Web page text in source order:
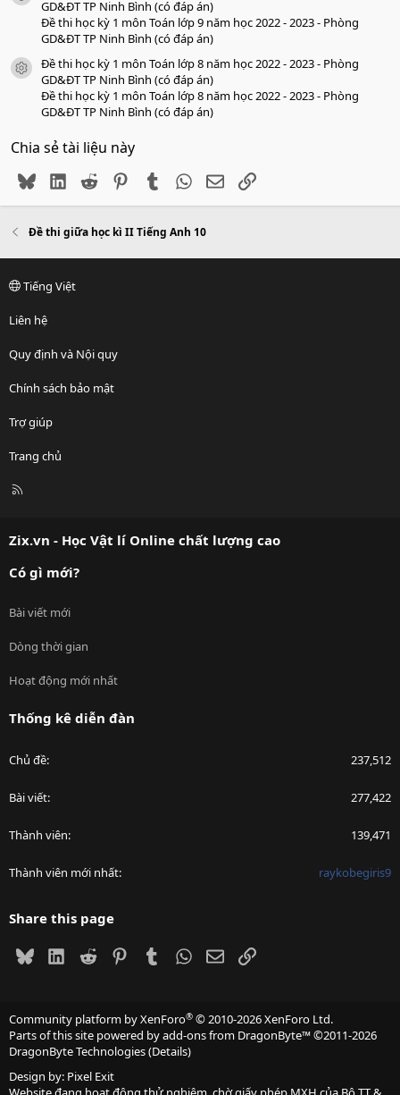
GD&ĐT TP Ninh Bình (có đáp án)
Đề thi học kỳ 1 môn Toán lớp 9 năm học 2022 - 2023 - Phòng
GD&ĐT TP Ninh Bình (có đáp án)
icon tài liệu
Đề thi học kỳ 1 môn Toán lớp 8 năm học 2022 - 2023 - Phòng
GD&ĐT TP Ninh Bình (có đáp án)
Đề thi học kỳ 1 môn Toán lớp 8 năm học 2022 - 2023 - Phòng
GD&ĐT TP Ninh Bình (có đáp án)
Chia sẻ tài liệu này
BlueskyLinkedIn
Reddit PinterestTumblr WhatsApp
EmailLink
Đề thi giữa học kì II Tiếng Anh 10
Tiếng Việt
Liên hệ
Quy định và Nội quy
Chính sách bảo mật
Trợ giúp
Trang chủ
R
Zix.vn - Học Vật lí Online chất lượng cao
Có gì mới?
Bài viết mới
Dòng thời gian
Hoạt động mới nhất
Thống kê diễn đàn
Chủ đề 237,512
Bài viết 277,422
Thành viên 139,471
Thành viên mới nhất raykobegiris9
Share this page
BlueskyLinkedIn
Reddit PinterestTumblrWhatsApp
EmailLink
Community platform by XenForo® © 2010-2026 XenForo Ltd.
Parts of this site powered byadd-ons from DragonByte™©2011-2026
DragonByte Technologies(Details)
Design by: Pixel Exit